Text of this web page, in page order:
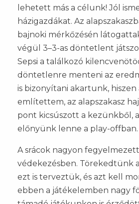
lehetett más a célunk! Jól
házigazdákat. Az
bajnoki mérkőzésén
végül 3–3-as döntetlent
Sepsi a találkozó
döntetlenre menteni az
is bizonyítani akartunk,
említettem, az alapszakasz
pont kicsúszott a kezünkből,
előnyünk lenne a play-offban.
A srácok nagyon
védekezésben. Törekedtünk
ezt is terveztük, és azt kell
ebben a játékelemben nagy